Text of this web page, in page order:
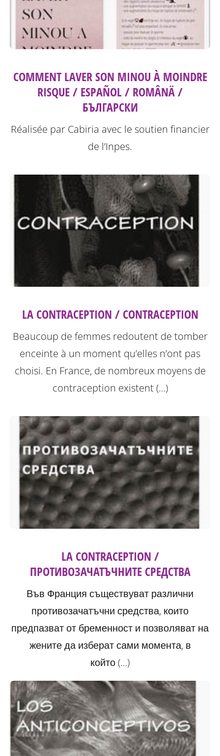
COMMENT LAVER SON MINOU À MOINDRE
RISQUE / ESPAÑOL / ROMÂNÄ /
БЪЛГАРСКИ
Réalisée par Cabiria avec le soutien financier
de l’Inpes.
LA CONTRACEPTION / CONTRACEPTION
Beaucoup de femmes redoutent de tomber
enceinte à un moment qu’elles n’ont pas
choisi. En France, de nombreux moyens de
contraception existent (…)
LA CONTRACEPTION /
ПРОТИВОЗАЧАТЪЧНИТЕ СРЕДСТВА
Във Франция съществуват различни
противозачатъчни средства, които
предпазват от бременност и позволяват на
жените да изберат сами момента, в
който (…)